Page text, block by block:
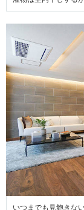
いつまでも見飽きな